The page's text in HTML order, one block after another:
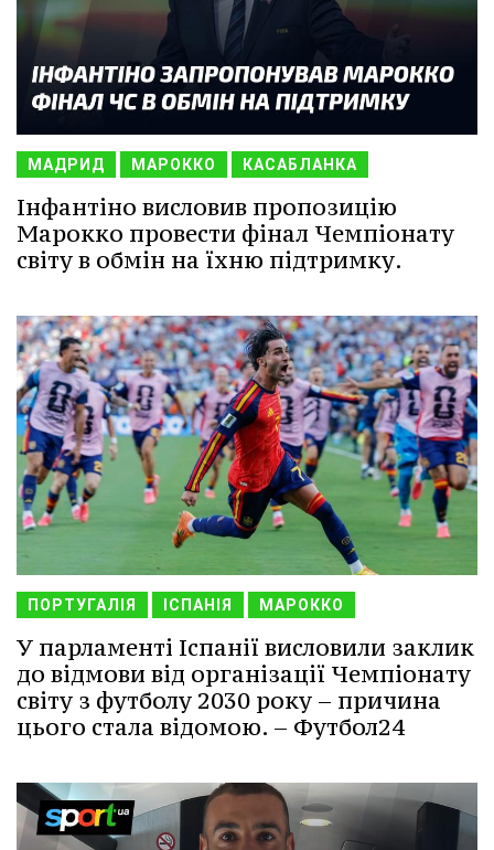
МАДРИД МАРОККО КАСАБЛАНКА
Інфантіно висловив пропозицію
Марокко провести фінал Чемпіонату
світу в обмін на їхню підтримку.
ПОРТУГАЛІЯ ІСПАНІЯ МАРОККО
У парламенті Іспанії висловили заклик
до відмови від організації Чемпіонату
світу з футболу 2030 року – причина
цього стала відомою. – Футбол24